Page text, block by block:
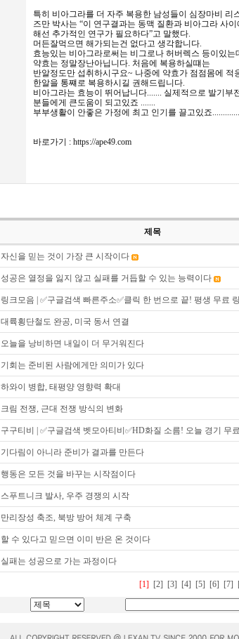
특히 비아그라를 더 자주 복용한 남성들이 심장마비
즈만 박사는 “이 연구결과는 동맥 질환과 비아그라 사
해선 추가적인 연구가 필요하다”고 말했다.
머든잘먹으면 해가되는건 없다고 생각합니다.
효능있는 비아그라로써는 비그로나 허버렉스 등이있는
약효는 정말장난아닙니다. 처음에 복용하실떄는
반알정도만 섭취하시구요~ 나중에 약효가 점점몸에 적
한알을 통쨰로 복용하시길 권해드립니다.
비아그라는 효능이 뛰어납니다....... 실제적으로 발기부
분들에게 큰도움이 되고있죠 .......
부부생활이 안좋은 가정에 최고 인기를 끌고있죠
바로가기 : https://ape49.com
제목
자신을 믿는 것이 가장 큰 시작이다
성공은 열정을 잃지 않고 실패를 거듭할 수 있는 능력이다
링크모음 | ✅구글검색 빠른주소✅클릭 한 번으로 끝! 평생 무료
대륙횡단철도 완공, 미국 동서 연결
오늘을 낭비하면 내일이 더 무거워진다
기회는 준비된 사람에게만 의미가 있다
하와이 병합, 태평양 영향력 확대
크림 전쟁, 근대 전쟁 방식의 변화
구구티비 | ✅구글검색 벳모아티비✅HD화질 소름! 오늘 경기 무
기다림이 아니라 준비가 결과를 만든다
행동은 모든 것을 바꾸는 시작점이다
스푸트니크 발사, 우주 경쟁의 시작
만리장성 축조, 북방 방어 체계 구축
할 수 있다고 믿으면 이미 반은 온 것이다
실패는 성공으로 가는 과정이다
[1] [2] [3] [4] [5] [6] [7]